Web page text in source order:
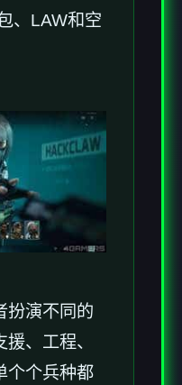
、LAW和空
扮演不同的
、工程、
个个兵种都